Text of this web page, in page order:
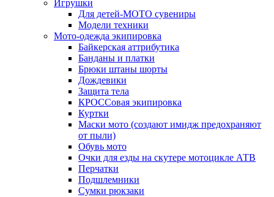
Игрушки
Для детей-МОТО сувениры
Модели техники
Мото-одежда экипировка
Байкерская аттрибутика
Банданы и платки
Брюки штаны шорты
Дождевики
Защита тела
КРОССовая экипировка
Куртки
Маски мото (создают имидж предохраняют
от пыли)
Обувь мото
Очки для езды на скутере мотоцикле АТВ
Перчатки
Подшлемники
Сумки рюкзаки